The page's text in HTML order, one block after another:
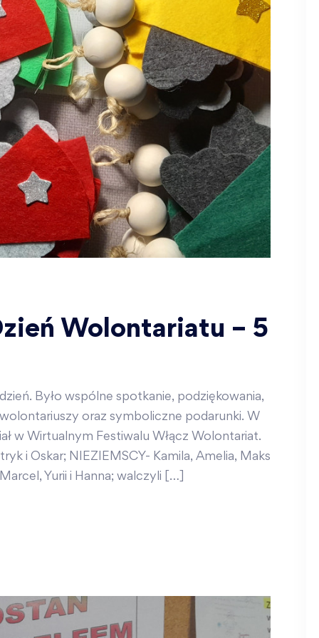
Wolontariatu – 5
Było wspólne spotkanie, podziękowania,
oraz symboliczne podarunki. W
w Wirtualnym Festiwalu Włącz Wolontariat.
i Oskar; NIEZIEMSCY- Kamila, Amelia, Maks
Yurii i Hanna; walczyli […]